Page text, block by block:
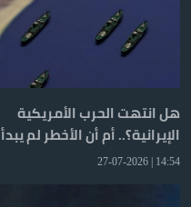
هل انتهت الحرب الأمريكية
الإيرانية؟.. أم أن الأخطر لم يبدأ
بعد؟
14:54 | 27-07-2026